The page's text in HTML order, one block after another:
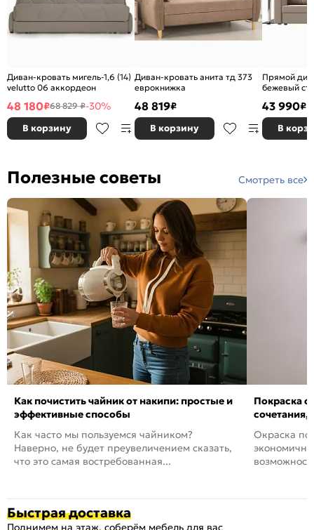
Диван-кровать мигель-1,6 (14)
velutto 06 аккордеон
48 180₽68 829 ₽-30%
В корзину
Диван-кровать анита тд 373
еврокнижка
48 819₽
В корзину
Прямой
бежевый
43 990₽
В
Полезные советы Смотреть все
Как почистить чайник от накипи: простые и
эффективные способы
Как часто мы пользуемся чайником?
Наверно, не будет преувеличением сказать,
что это самая востребованная...
Покраска
сочетания,
Окраска
Быстрая доставка
Поднимем на этаж, соберём мебель для вас